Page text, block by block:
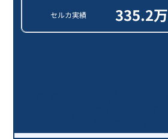
セルカ実績 335.2万